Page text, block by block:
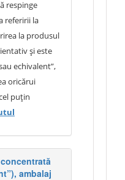
individuale
de
poz. 32 și
respinge
referirii la
la produsul
și este
echivalent”,
oricărui
puțin
produsului de
similare
ambalaj